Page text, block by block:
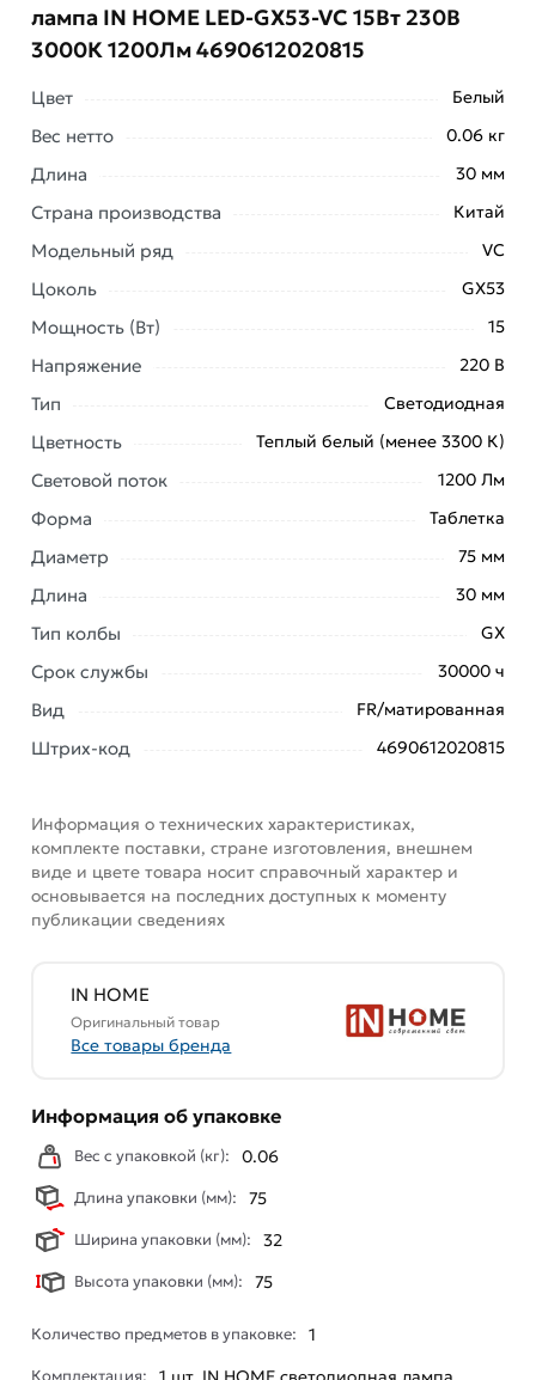
Условия доставки и цены на товар Светодиодная
1200Лм 4690612020815 из категорииСветодиодные
(LED)действительны в Москве и области.
Наши профессиональные менеджеры обработают
заказ и свяжутся с Вами для согласования условий
онлайн заказа рекомендуем ознакомиться с
описанием, характеристиками и отзывами.
Данний товар от производителя
сертифицирован,
соответствует всем стандартам качества. Возврат
обязательно).
лампа IN HOME LED-GX53-VC 15Вт 230В
3000К 1200Лм 4690612020815
Цвет Белый
Вес нетто 0.06 кг
Длина 30 мм
Страна производства Китай
Модельный ряд VC
Цоколь GX53
Мощность (Вт) 15
Напряжение 220 В
Тип Светодиодная
Цветность Теплый белый (менее 3300 К)
Световой поток 1200 Лм
Форма Таблетка
Диаметр 75 мм
Длина 30 мм
Тип колбы GX
Срок службы 30000 ч
Вид FR/матированная
Штрих-код 4690612020815
Информация о технических характеристиках,
комплекте поставки, стране изготовления, внешнем
виде и цвете товара носит справочный характер и
основывается на последних доступных к моменту
публикации сведениях
IN HOME
Оригинальный товар
Все товары бренда
Информация об упаковке
Вес с упаковкой (кг): 0.06
Длина упаковки (мм): 75
Ширина упаковки (мм): 32
Высота упаковки (мм): 75
Количество предметов в упаковке: 1
Комплектация: